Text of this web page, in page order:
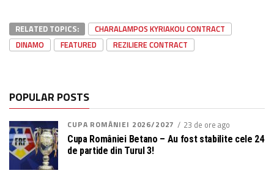
RELATED TOPICS:
CHARALAMPOS KYRIAKOU CONTRACT
DINAMO
FEATURED REZILIERE CONTRACT
POPULAR POSTS
CUPA ROMÂNIEI 2026/2027 23 de ore ago
Cupa României Betano – Au fost stabilite cele 24
de partide din Turul 3!